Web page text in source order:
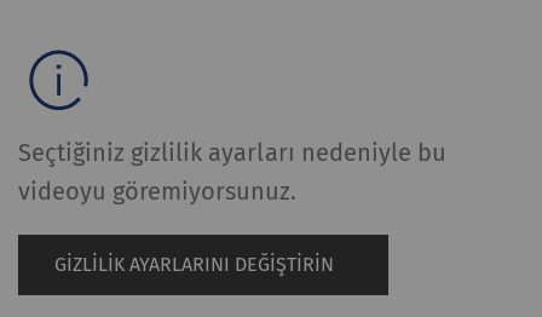
Seçtiğiniz gizlilik ayarları nedeniyle bu
videoyu göremiyorsunuz.
GIZLILIK AYARLARINI DEĞIŞTIRIN